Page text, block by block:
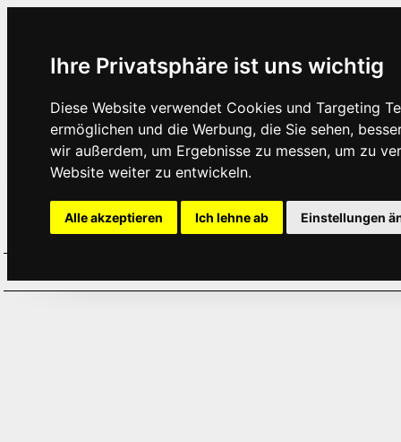
Ihre Privatsphäre ist uns wichtig
Diese Website verwendet Cookies und Targeting
ermöglichen und die Werbung, die Sie sehen,
wir außerdem, um Ergebnisse zu messen, um zu
Website weiter zu entwickeln.
Alle akzeptieren Ich lehne ab Einstellungen